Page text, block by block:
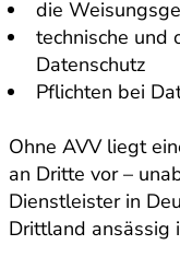
die
technische und
Datenschutz
Pflichten bei
Ohne AVV liegt
an Dritte vor –
Dienstleister in
Drittland ansässig